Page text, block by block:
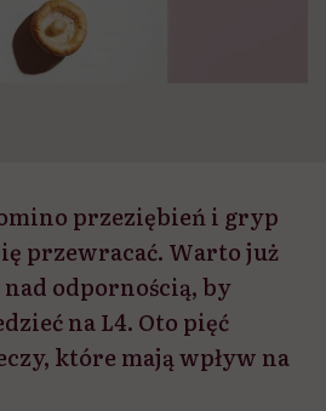
przeziębień i gryp
przewracać. Warto już
odpornością, by
na L4. Oto pięć
które mają wpływ na